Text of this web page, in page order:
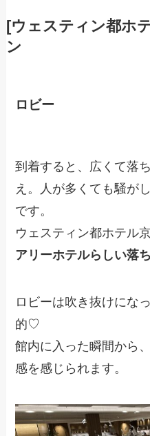
[ウェスティン都ホ
ン
ロビー
到着すると、広くて落
え。人が多くても騒が
です。
ウェスティン都ホテル
アリーホテルらしい落
ロビーは吹き抜けにな
的♡
館内に入った瞬間から
感を感じられます。